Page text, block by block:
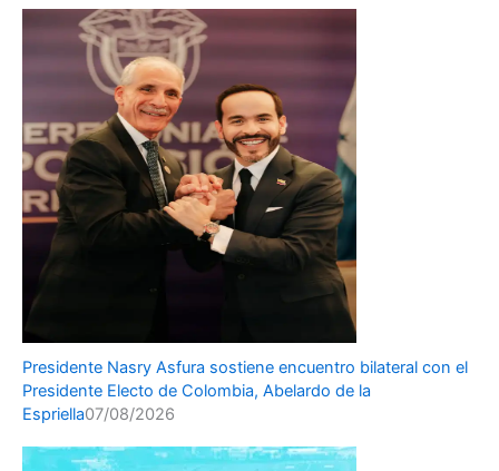
Presidente Nasry Asfura sostiene encuentro bilateral con el
Presidente Electo de Colombia, Abelardo de la
Espriella07/08/2026